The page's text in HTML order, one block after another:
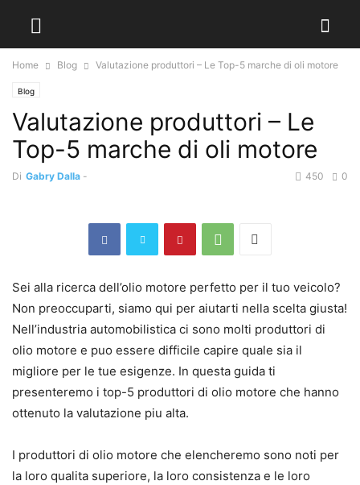
Home Blog Valutazione produttori – Le Top-5 marche di oli motore
Blog
Valutazione produttori – Le
Top-5 marche di oli motore
Di Gabry Dalla - 0
450
Sei alla ricerca dell’olio motore perfetto per il tuo veicolo?
Non preoccuparti, siamo qui per aiutarti nella scelta giusta!
Nell’industria automobilistica ci sono molti produttori di
olio motore e puo essere difficile capire quale sia il
migliore per le tue esigenze. In questa guida ti
presenteremo i top-5 produttori di olio motore che hanno
ottenuto la valutazione piu alta.
I produttori di olio motore che elencheremo sono noti per
la loro qualita superiore, la loro consistenza e le loro